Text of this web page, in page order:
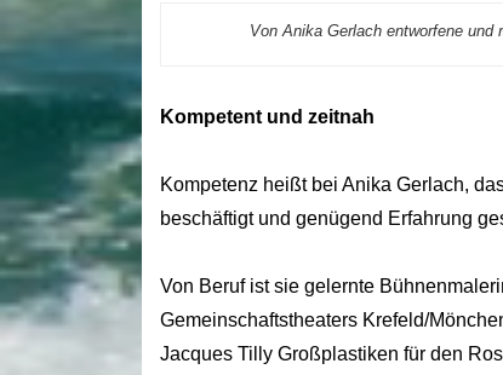
Von Anika Gerlach entworfene und
Kompetent und zeitnah
Kompetenz heißt bei Anika Gerlach,
beschäftigt und genügend Erfahrung
Von Beruf ist sie gelernte
Gemeinschaftstheaters Krefeld/
Jacques Tilly Großplastiken für den